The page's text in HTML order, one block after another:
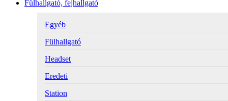
Fülhallgató, fejhallgató
Egyéb
Fülhallgató
Headset
Eredeti
Station